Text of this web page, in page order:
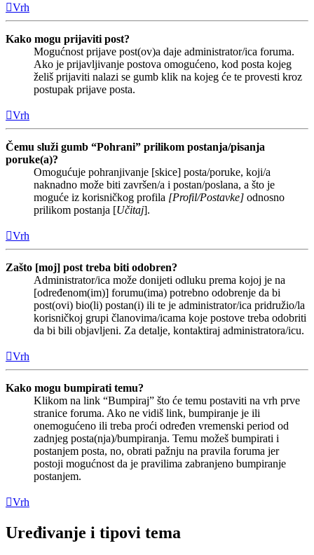
Vrh
Kako mogu prijaviti post?
Mogućnost prijave post(ov)a daje administrator/ica foruma.
Ako je prijavljivanje postova omogućeno, kod posta kojeg
želiš prijaviti nalazi se gumb klik na kojeg će te provesti kroz
postupak prijave posta.
Vrh
Čemu služi gumb “Pohrani” prilikom postanja/pisanja
poruke(a)?
Omogućuje pohranjivanje [skice] posta/poruke, koji/a
naknadno može biti završen/a i postan/poslana, a što je
moguće iz korisničkog profila [Profil/Postavke] odnosno
prilikom postanja [Učitaj].
Vrh
Zašto [moj] post treba biti odobren?
Administrator/ica može donijeti odluku prema kojoj je na
[određenom(im)] forumu(ima) potrebno odobrenje da bi
post(ovi) bio(li) postan(i) ili te je administrator/ica pridružio/la
korisničkoj grupi članovima/icama koje postove treba odobriti
da bi bili objavljeni. Za detalje, kontaktiraj administratora/icu.
Vrh
Kako mogu bumpirati temu?
Klikom na link “Bumpiraj” što će temu postaviti na vrh prve
stranice foruma. Ako ne vidiš link, bumpiranje je ili
onemogućeno ili treba proći određen vremenski period od
zadnjeg posta(nja)/bumpiranja. Temu možeš bumpirati i
postanjem posta, no, obrati pažnju na pravila foruma jer
postoji mogućnost da je pravilima zabranjeno bumpiranje
postanjem.
Vrh
Uređivanje i tipovi tema